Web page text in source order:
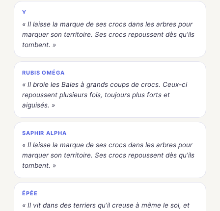
Y
« Il laisse la marque de ses crocs dans les arbres pour
marquer son territoire. Ses crocs repoussent dès qu’ils
tombent. »
RUBIS OMÉGA
« Il broie les Baies à grands coups de crocs. Ceux-ci
repoussent plusieurs fois, toujours plus forts et
aiguisés. »
SAPHIR ALPHA
« Il laisse la marque de ses crocs dans les arbres pour
marquer son territoire. Ses crocs repoussent dès qu’ils
tombent. »
ÉPÉE
« Il vit dans des terriers qu’il creuse à même le sol, et